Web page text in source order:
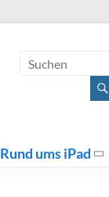
Rund ums iPad